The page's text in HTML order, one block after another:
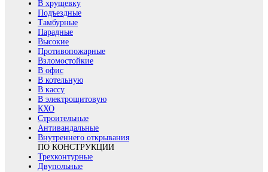
В хрущевку
Подъездные
Тамбурные
Парадные
Высокие
Противопожарные
Взломостойкие
В офис
В котельную
В кассу
В электрощитовую
КХО
Строительные
Антивандальные
Внутреннего открывания
ПО КОНСТРУКЦИИ
Трехконтурные
Двупольные